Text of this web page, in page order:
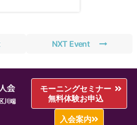
NXT Event
川端
モーニングセミナー
無料体験お申込
入会案内